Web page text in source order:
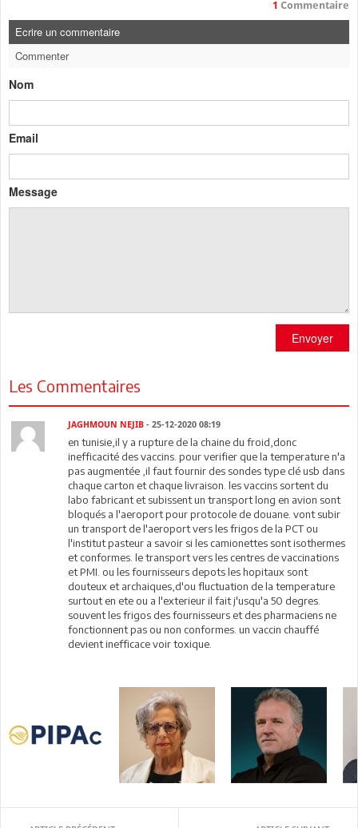
1 Commentaire
Ecrire un commentaire
Commenter
Nom
Email
Message
Envoyer
Les Commentaires
JAGHMOUN NEJIB - 25-12-2020 08:19
en tunisie,il y a rupture de la chaine du froid,donc
inefficacité des vaccins. pour verifier que la temperature n'a
pas augmentée ,il faut fournir des sondes type clé usb dans
chaque carton et chaque livraison. les vaccins sortent du
labo fabricant et subissent un transport long en avion sont
bloqués a l'aeroport pour protocole de douane. vont subir
un transport de l'aeroport vers les frigos de la PCT ou
l'institut pasteur a savoir si les camionettes sont isothermes
et conformes. le transport vers les centres de vaccinations
et PMI. ou les fournisseurs depots les hopitaux sont
douteux et archaiques,d'ou fluctuation de la temperature
surtout en ete ou a l'exterieur il fait j'usqu'a 50 degres.
souvent les frigos des fournisseurs et des pharmaciens ne
fonctionnent pas ou non conformes. un vaccin chauffé
devient inefficace voir toxique.